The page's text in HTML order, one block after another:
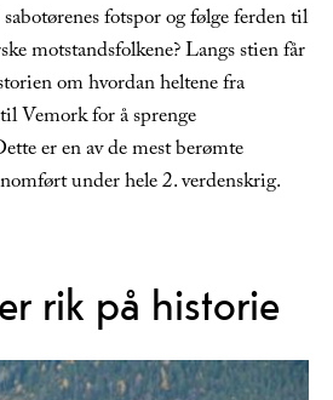
fotspor og følge ferden til
motstandsfolkene? Langs stien får
om hvordan heltene fra
Vemork for å sprenge
er en av de mest berømte
under hele 2. verdenskrig.
rik på historie